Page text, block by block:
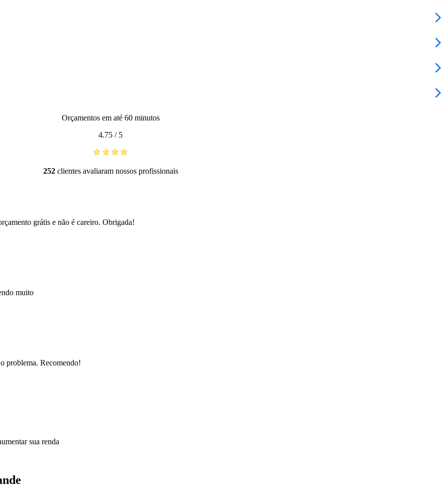
Orçamentos em até 60 minutos
4.75 / 5
252clientes avaliaram nossos profissionais
grátis e não é careiro. Obrigada!
muito
problema. Recomendo!
sua renda